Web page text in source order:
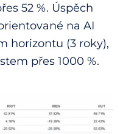
52 %. Úspěch
na AI
horizontu (3 roky),
přes 1000 %.